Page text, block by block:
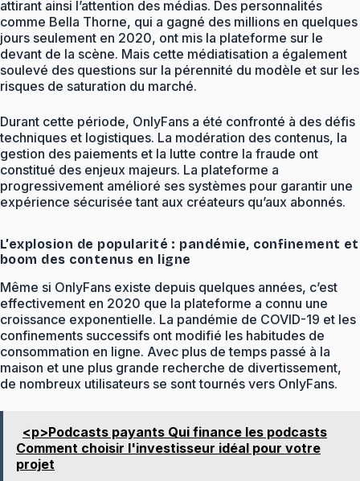
attirant ainsi l’attention des médias. Des personnalités
comme Bella Thorne, qui a gagné des millions en quelques
jours seulement en 2020, ont mis la plateforme sur le
devant de la scène. Mais cette médiatisation a également
soulevé des questions sur la pérennité du modèle et sur les
risques de saturation du marché.
Durant cette période, OnlyFans a été confronté à des défis
techniques et logistiques. La modération des contenus, la
gestion des paiements et la lutte contre la fraude ont
constitué des enjeux majeurs. La plateforme a
progressivement amélioré ses systèmes pour garantir une
expérience sécurisée tant aux créateurs qu’aux abonnés.
L’explosion de popularité : pandémie, confinement et
boom des contenus en ligne
Même si OnlyFans existe depuis quelques années, c’est
effectivement en 2020 que la plateforme a connu une
croissance exponentielle. La pandémie de COVID-19 et les
confinements successifs ont modifié les habitudes de
consommation en ligne. Avec plus de temps passé à la
maison et une plus grande recherche de divertissement,
de nombreux utilisateurs se sont tournés vers OnlyFans.
<p>Podcasts payants Qui finance les podcasts
Comment choisir l'investisseur idéal pour votre
projet